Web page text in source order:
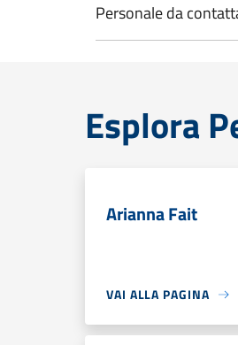
Personale da
Esplora
Arianna Fait
VAI ALLA PAGINA